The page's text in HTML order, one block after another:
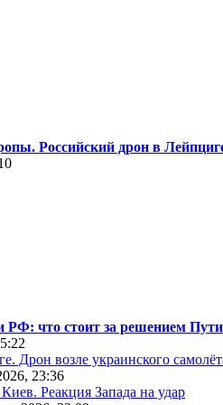
Российский дрон в
РФ: что стоит за решением
Дрон возле украинского
23:36
Реакция Запада на удар